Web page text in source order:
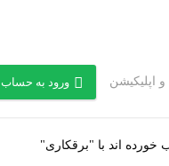
و اپلیکیشن ورود به حساب
اند با "برقکاری"